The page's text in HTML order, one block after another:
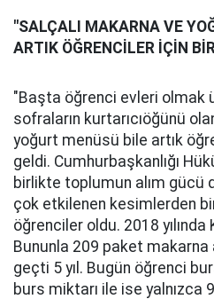
"SALÇALI MAKARNA VE
ARTIK ÖĞRENCİLER İÇİN
"Başta öğrenci evleri olmak
sofraların kurtarıcıöğünü
yoğurt menüsü bile artık
geldi. Cumhurbaşkanlığı
birlikte toplumun alım gücü
çok etkilenen kesimlerden
öğrenciler oldu. 2018 yılında
Bununla 209 paket makarna
geçti 5 yıl. Bugün öğrenci
burs miktarı ile ise yalnızca